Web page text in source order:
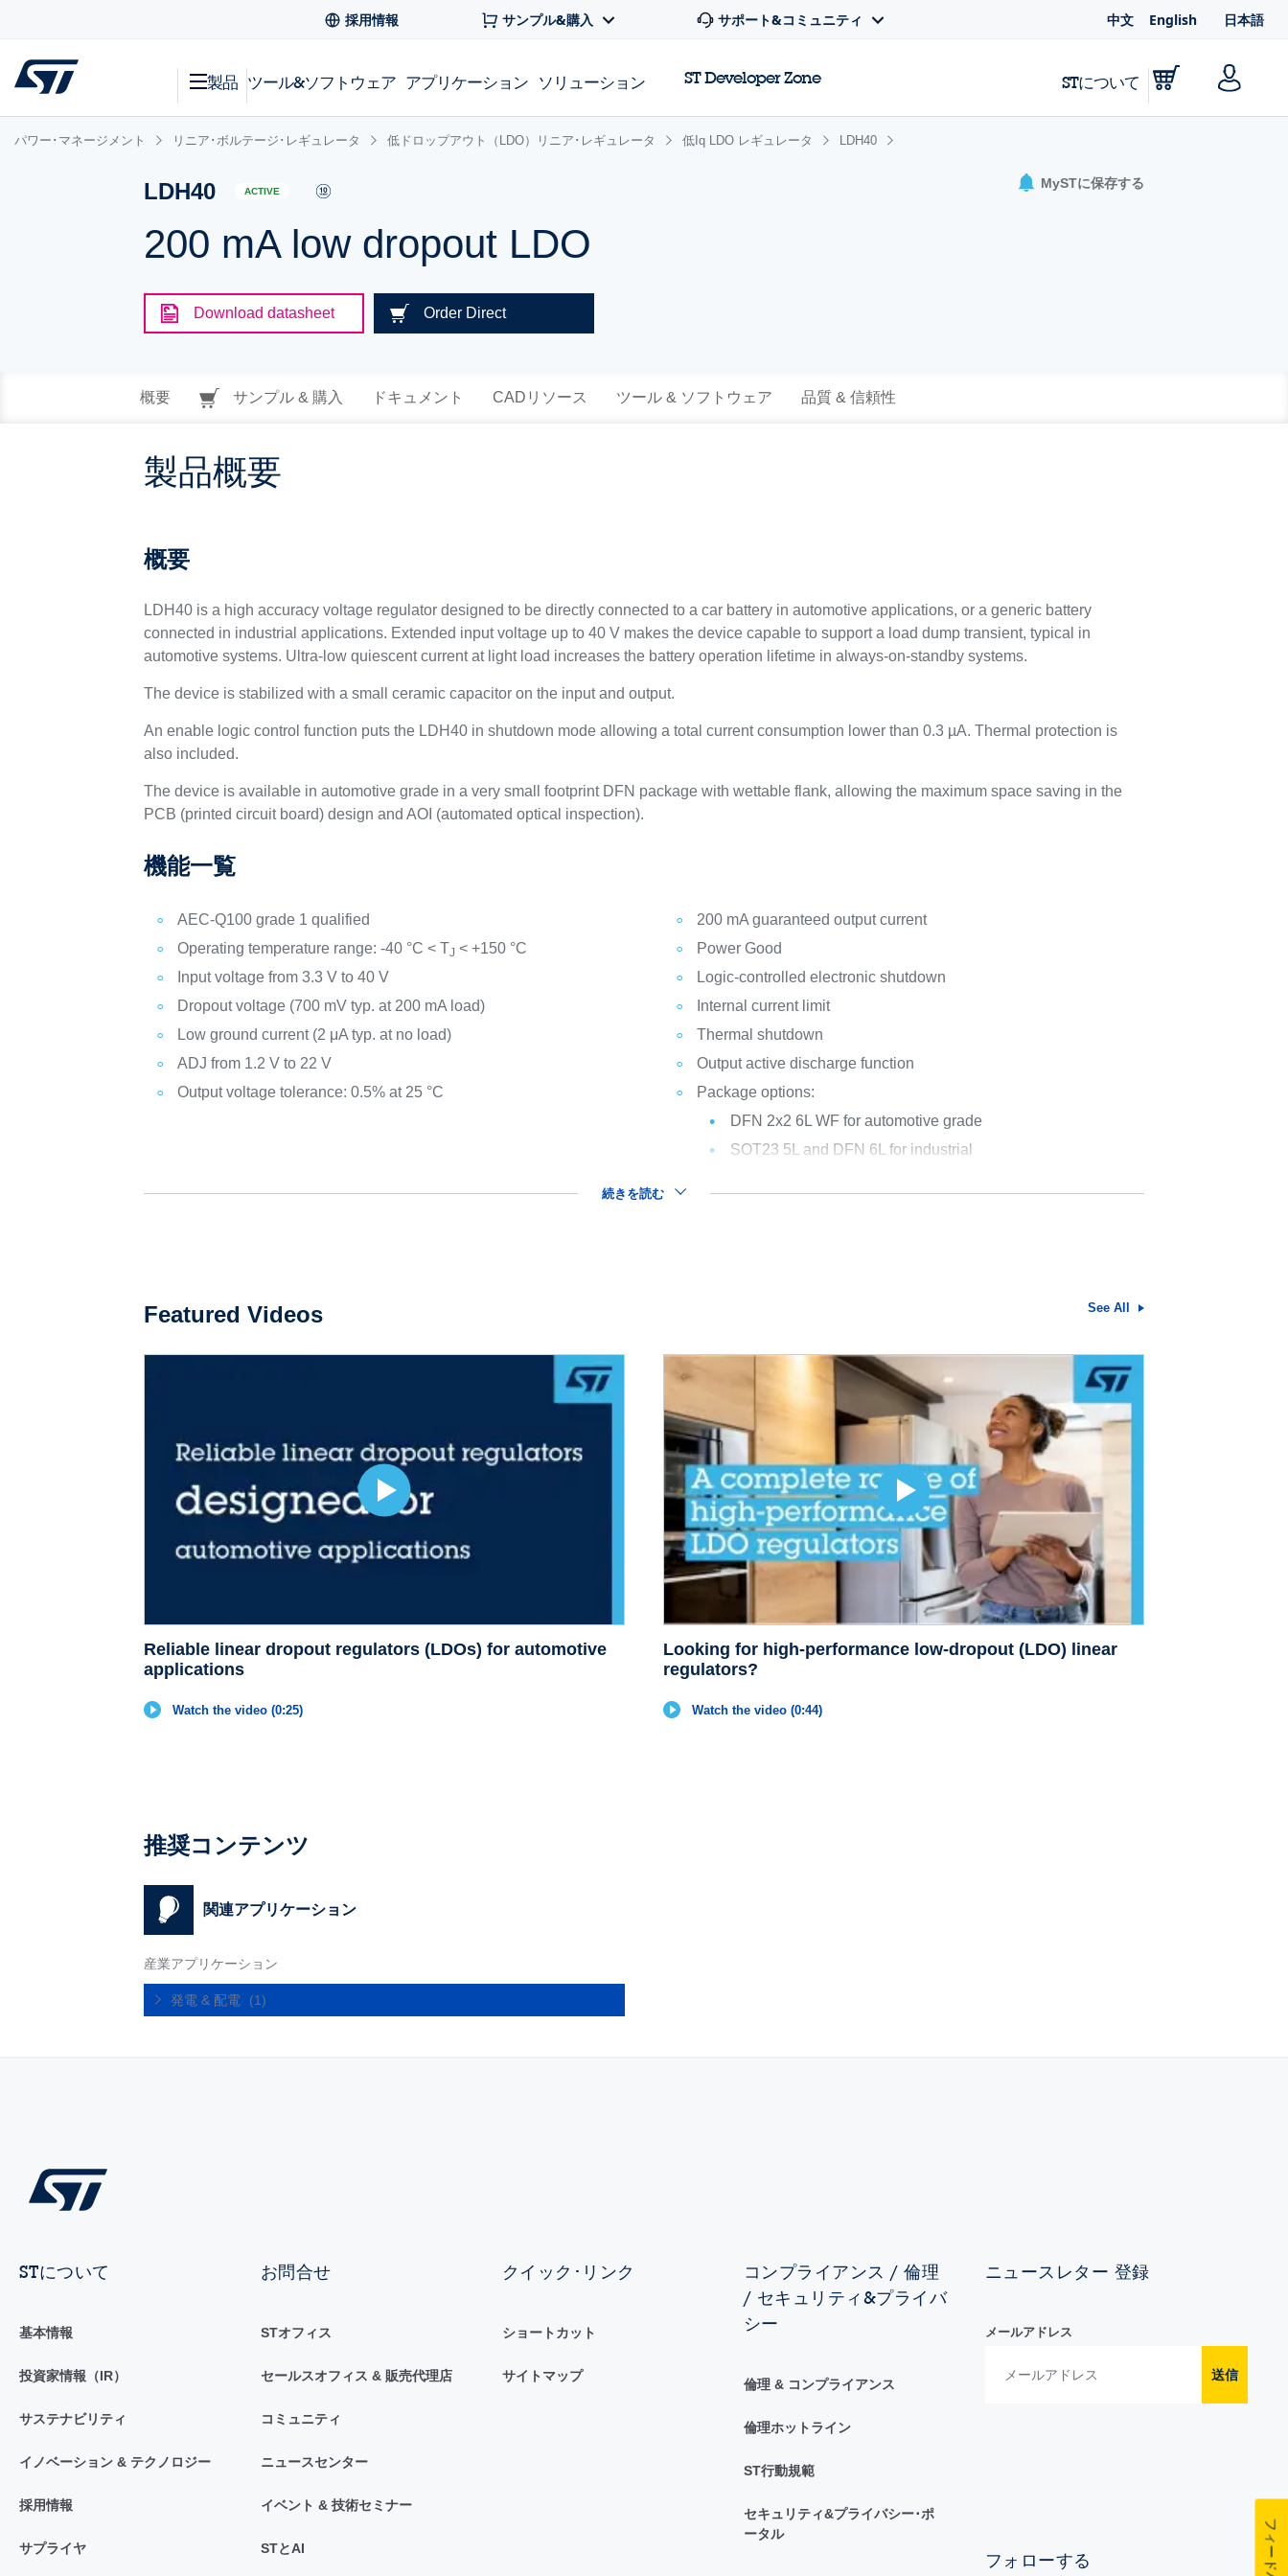
採用情報 サンプル&購入 サポート&コミュニティ 中文 English 日本語
製品 ツール&ソフトウェア アプリケーション ソリューション ST Developer Zone STについて
パワー･マネージメント リニア･ボルテージ･レギュレータ 低ドロップアウト（LDO）リニア･レギュレータ 低Iq LDO レギュレータ LDH40
LDH40 ACTIVE
200 mA low dropout LDO
MySTに保存する
Download datasheet Order Direct
概要 サンプル & 購入 ドキュメント CADリソース ツール & ソフトウェア 品質 & 信頼性
製品概要
概要
LDH40 is a high accuracy voltage regulator designed to be directly connected to a car battery in automotive applications, or a generic battery
connected in industrial applications. Extended input voltage up to 40 V makes the device capable to support a load dump transient, typical in
automotive systems. Ultra-low quiescent current at light load increases the battery operation lifetime in always-on-standby systems.
The device is stabilized with a small ceramic capacitor on the input and output.
An enable logic control function puts the LDH40 in shutdown mode allowing a total current consumption lower than 0.3 µA. Thermal protection is
also included.
The device is available in automotive grade in a very small footprint DFN package with wettable flank, allowing the maximum space saving in the
PCB (printed circuit board) design and AOI (automated optical inspection).
機能一覧
AEC-Q100 grade 1 qualified
Operating temperature range: -40 °C < TJ < +150 °C
Input voltage from 3.3 V to 40 V
Dropout voltage (700 mV typ. at 200 mA load)
Low ground current (2 μA typ. at no load)
ADJ from 1.2 V to 22 V
Output voltage tolerance: 0.5% at 25 °C
200 mA guaranteed output current
Power Good
Logic-controlled electronic shutdown
Internal current limit
Thermal shutdown
Output active discharge function
Package options:
DFN 2x2 6L WF for automotive grade
SOT23 5L and DFN 6L for industrial
続きを読む
Featured Videos See All
Reliable linear dropout regulators (LDOs) for automotive
applications
Watch the video (0:25)
Looking for high-performance low-dropout (LDO) linear
regulators?
Watch the video (0:44)
推奨コンテンツ
関連アプリケーション
産業アプリケーション
発電 & 配電 (1)
STについて
基本情報
投資家情報（IR）
サステナビリティ
イノベーション & テクノロジー
採用情報
サプライヤ
お問合せ
STオフィス
セールスオフィス & 販売代理店
コミュニティ
ニュースセンター
イベント & 技術セミナー
STとAI
クイック･リンク
ショートカット
サイトマップ
コンプライアンス / 倫理
/ セキュリティ&プライバ
シー
倫理 & コンプライアンス
倫理ホットライン
ST行動規範
セキュリティ&プライバシー･ポ
ータル
ニュースレター 登録
メールアドレス
送信
フォローする